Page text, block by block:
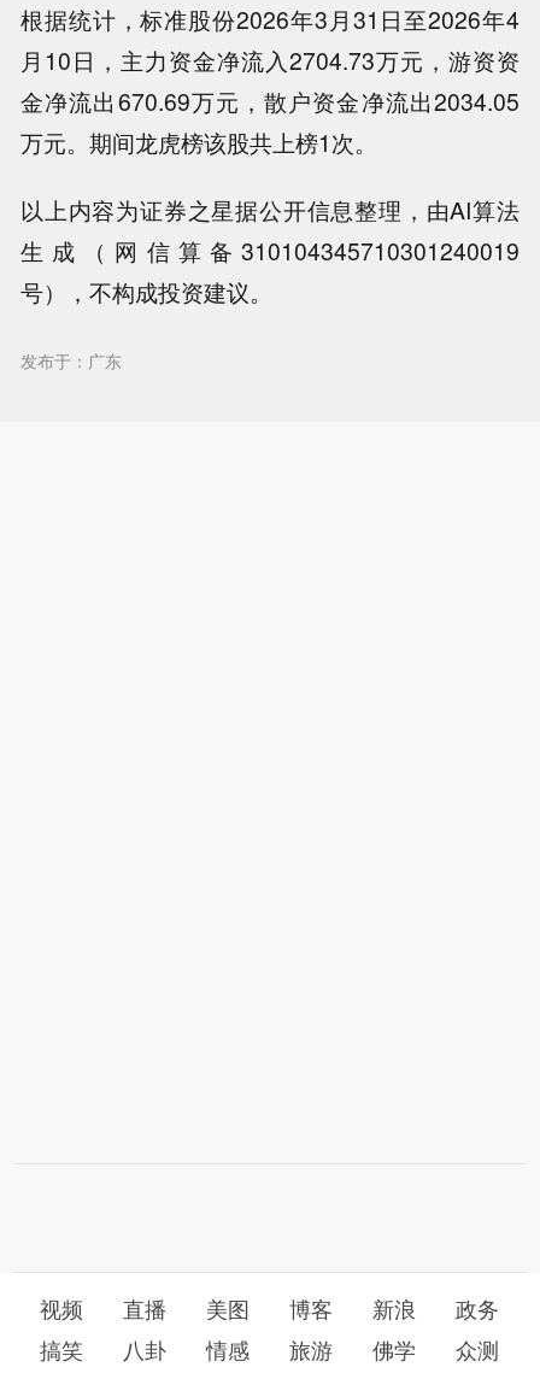
根据统计，标准股份2026年3月31日至2026年4
月10日，主力资金净流入2704.73万元，游资资
金净流出670.69万元，散户资金净流出2034.05
万元。期间龙虎榜该股共上榜1次。
以上内容为证券之星据公开信息整理，由AI算法
生成（网信算备310104345710301240019
号），不构成投资建议。
发布于：广东
视频 直播 美图 博客 新浪
政务
搞笑
八卦 情感 旅游 佛学 众测